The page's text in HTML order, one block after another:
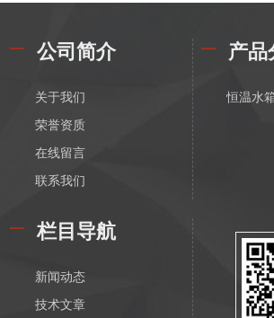
公司简介
关于我们
荣誉资质
在线留言
联系我们
产品
恒温水
栏目导航
新闻动态
技术文章